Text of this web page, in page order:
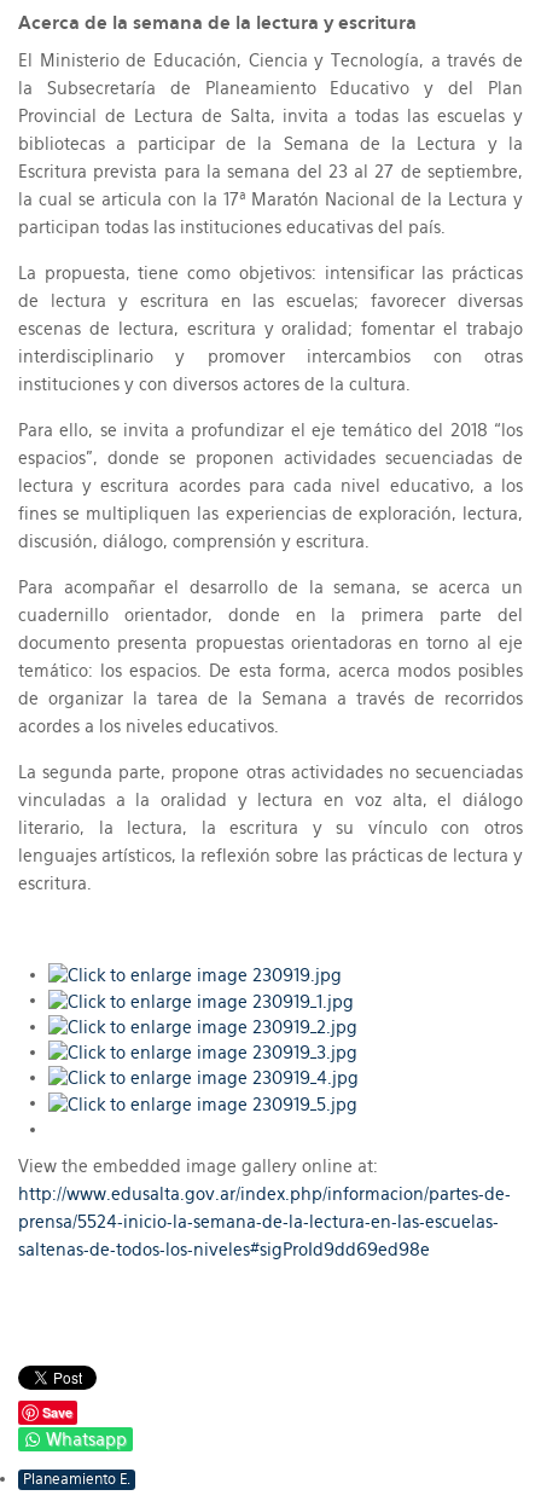
Acerca de la semana de la lectura y escritura
El Ministerio de Educación, Ciencia y Tecnología, a través de
la Subsecretaría de Planeamiento Educativo y del Plan
Provincial de Lectura de Salta, invita a todas las escuelas y
bibliotecas a participar de la Semana de la Lectura y la
Escritura prevista para la semana del 23 al 27 de septiembre,
la cual se articula con la 17ª Maratón Nacional de la Lectura y
participan todas las instituciones educativas del país.
La propuesta, tiene como objetivos: intensificar las prácticas
de lectura y escritura en las escuelas; favorecer diversas
escenas de lectura, escritura y oralidad; fomentar el trabajo
interdisciplinario y promover intercambios con otras
instituciones y con diversos actores de la cultura.
Para ello, se invita a profundizar el eje temático del 2018 “los
espacios”, donde se proponen actividades secuenciadas de
lectura y escritura acordes para cada nivel educativo, a los
fines se multipliquen las experiencias de exploración, lectura,
discusión, diálogo, comprensión y escritura.
Para acompañar el desarrollo de la semana, se acerca un
cuadernillo orientador, donde en la primera parte del
documento presenta propuestas orientadoras en torno al eje
temático: los espacios. De esta forma, acerca modos posibles
de organizar la tarea de la Semana a través de recorridos
acordes a los niveles educativos.
La segunda parte, propone otras actividades no secuenciadas
vinculadas a la oralidad y lectura en voz alta, el diálogo
literario, la lectura, la escritura y su vínculo con otros
lenguajes artísticos, la reflexión sobre las prácticas de lectura y
escritura.
View the embedded image gallery online at:
http://www.edusalta.gov.ar/index.php/informacion/partes-de-
prensa/5524-inicio-la-semana-de-la-lectura-en-las-escuelas-
saltenas-de-todos-los-niveles#sigProId9dd69ed98e
Save
Whatsapp
Planeamiento E.